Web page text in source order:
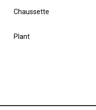
Chaussette
Plant